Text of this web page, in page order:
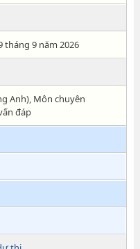
tháng 9 năm 2026
Anh), Môn chuyên
đáp